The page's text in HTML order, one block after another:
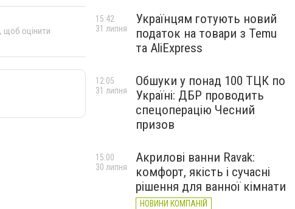
, щоб оцінити
Українцям готують новий
податок на товари з Temu
та AliExpress
15:42
31 липня
Обшуки у понад 100 ТЦК по
Україні: ДБР проводить
спецоперацію Чесний
призов
12:05
31 липня
Акрилові ванни Ravak:
комфорт, якість і сучасні
рішення для ванної кімнати
НОВИНИ КОМПАНІЙ
15:00
30 липня